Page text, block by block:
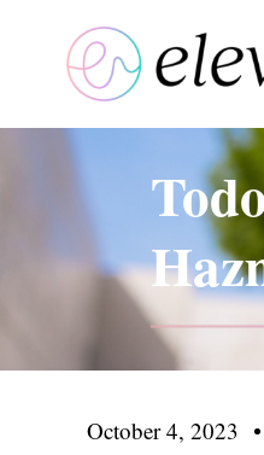
content
October 4, 2023